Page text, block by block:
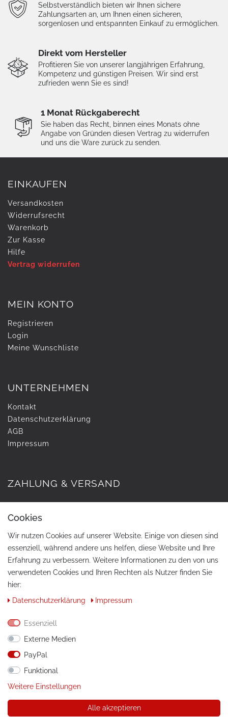
Selbstverständlich bieten wir Ihnen sichere
Zahlungsarten an, um Ihnen einen sicheren,
sorgenlosen und entspannten Einkauf zu ermöglichen.
Direkt vom Hersteller
Profitieren Sie von unserer langjährigen Erfahrung,
Kompetenz und günstigen Preisen. Wir sind erst
zufrieden wenn Sie es sind!
1 Monat Rückgaberecht
Sie haben das Recht, binnen eines Monats ohne
Angabe von Gründen diesen Vertrag zu widerrufen
und uns die Ware zurück zu senden.
EINKAUFEN
Versandkosten
Widerrufs­recht
Warenkorb
Zur Kasse
Hilfe
Vertrag widerrufen
MEIN KONTO
Registrieren
Login
Meine Wunschliste
UNTERNEHMEN
Kontakt
Daten­schutz­erklärung
AGB
Impressum
ZAHLUNG & VERSAND
ANLEITUNGEN
Montageanleitungen
© Copyright 2026 tuning-art.com GmbH. Alle Rechte
Cookies
Wir nutzen Cookies auf unserer Website. Einige von diesen sind
essenziell, während andere uns helfen, diese Website und Ihre
Erfahrung zu verbessern. Weitere Informationen zu den von uns
verwendeten Cookies und Ihren Rechten als Nutzer finden Sie
hier:
Daten­schutz­erklärung
Impressum
Essenziell
Externe Medien
PayPal
Funktional
Weitere Einstellungen
Alle akzeptieren